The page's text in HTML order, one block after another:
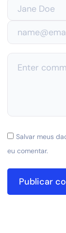
Salvar meus
eu comentar.